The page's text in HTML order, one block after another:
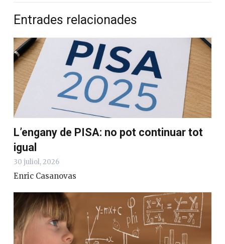
Entrades relacionades
L’engany de PISA: no pot continuar tot
igual
30 juliol, 2026
Enric Casanovas